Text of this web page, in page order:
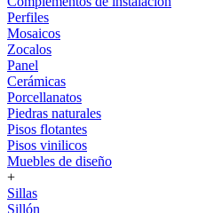
Perfiles
Mosaicos
Zocalos
Panel
Cerámicas
Porcellanatos
Piedras naturales
Pisos flotantes
Pisos vinilicos
Muebles de diseño
+
Sillas
Sillón